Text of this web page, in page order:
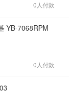
0 人付款
YB-7068RPM
0 人付款